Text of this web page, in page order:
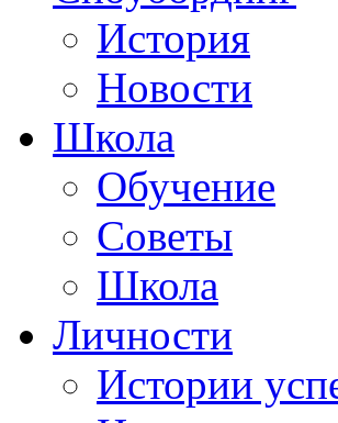
История
Новости
Школа
Обучение
Советы
Школа
Личности
Истории